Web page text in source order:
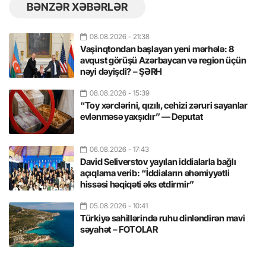
BƏNZƏR XƏBƏRLƏR
08.08.2026 - 21:38
Vaşinqtondan başlayan yeni mərhələ: 8
avqust görüşü Azərbaycan və region üçün
nəyi dəyişdi? – ŞƏRH
08.08.2026 - 15:39
“Toy xərclərini, qızılı, cehizi zəruri sayanlar
evlənməsə yaxşıdır” — Deputat
06.08.2026 - 17:43
David Seliverstov yayılan iddialarla bağlı
açıqlama verib: “İddiaların əhəmiyyətli
hissəsi həqiqəti əks etdirmir”
05.08.2026 - 10:41
Türkiyə sahillərində ruhu dinləndirən mavi
səyahət – FOTOLAR